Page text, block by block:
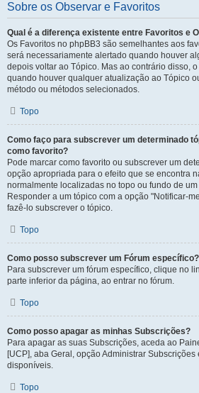
Sobre os Observar e Favoritos
Qual é a diferença existente entre Favoritos e
Os Favoritos no phpBB3 são semelhantes aos
será necessariamente alertado quando houver
depois voltar ao Tópico. Mas ao contrário disso,
quando houver qualquer atualização ao Tópico
método ou métodos selecionados.
Topo
Como faço para subscrever um determinado
como favorito?
Pode marcar como favorito ou subscrever um
opção apropriada para o efeito que se encontra
normalmente localizadas no topo ou fundo de
Responder a um tópico com a opção "Notificar-
fazê-lo subscrever o tópico.
Topo
Como posso subscrever um Fórum específico?
Para subscrever um fórum específico, clique no
parte inferior da página, ao entrar no fórum.
Topo
Como posso apagar as minhas Subscrições?
Para apagar as suas Subscrições, aceda ao
[UCP], aba Geral, opção Administrar
disponíveis.
Topo